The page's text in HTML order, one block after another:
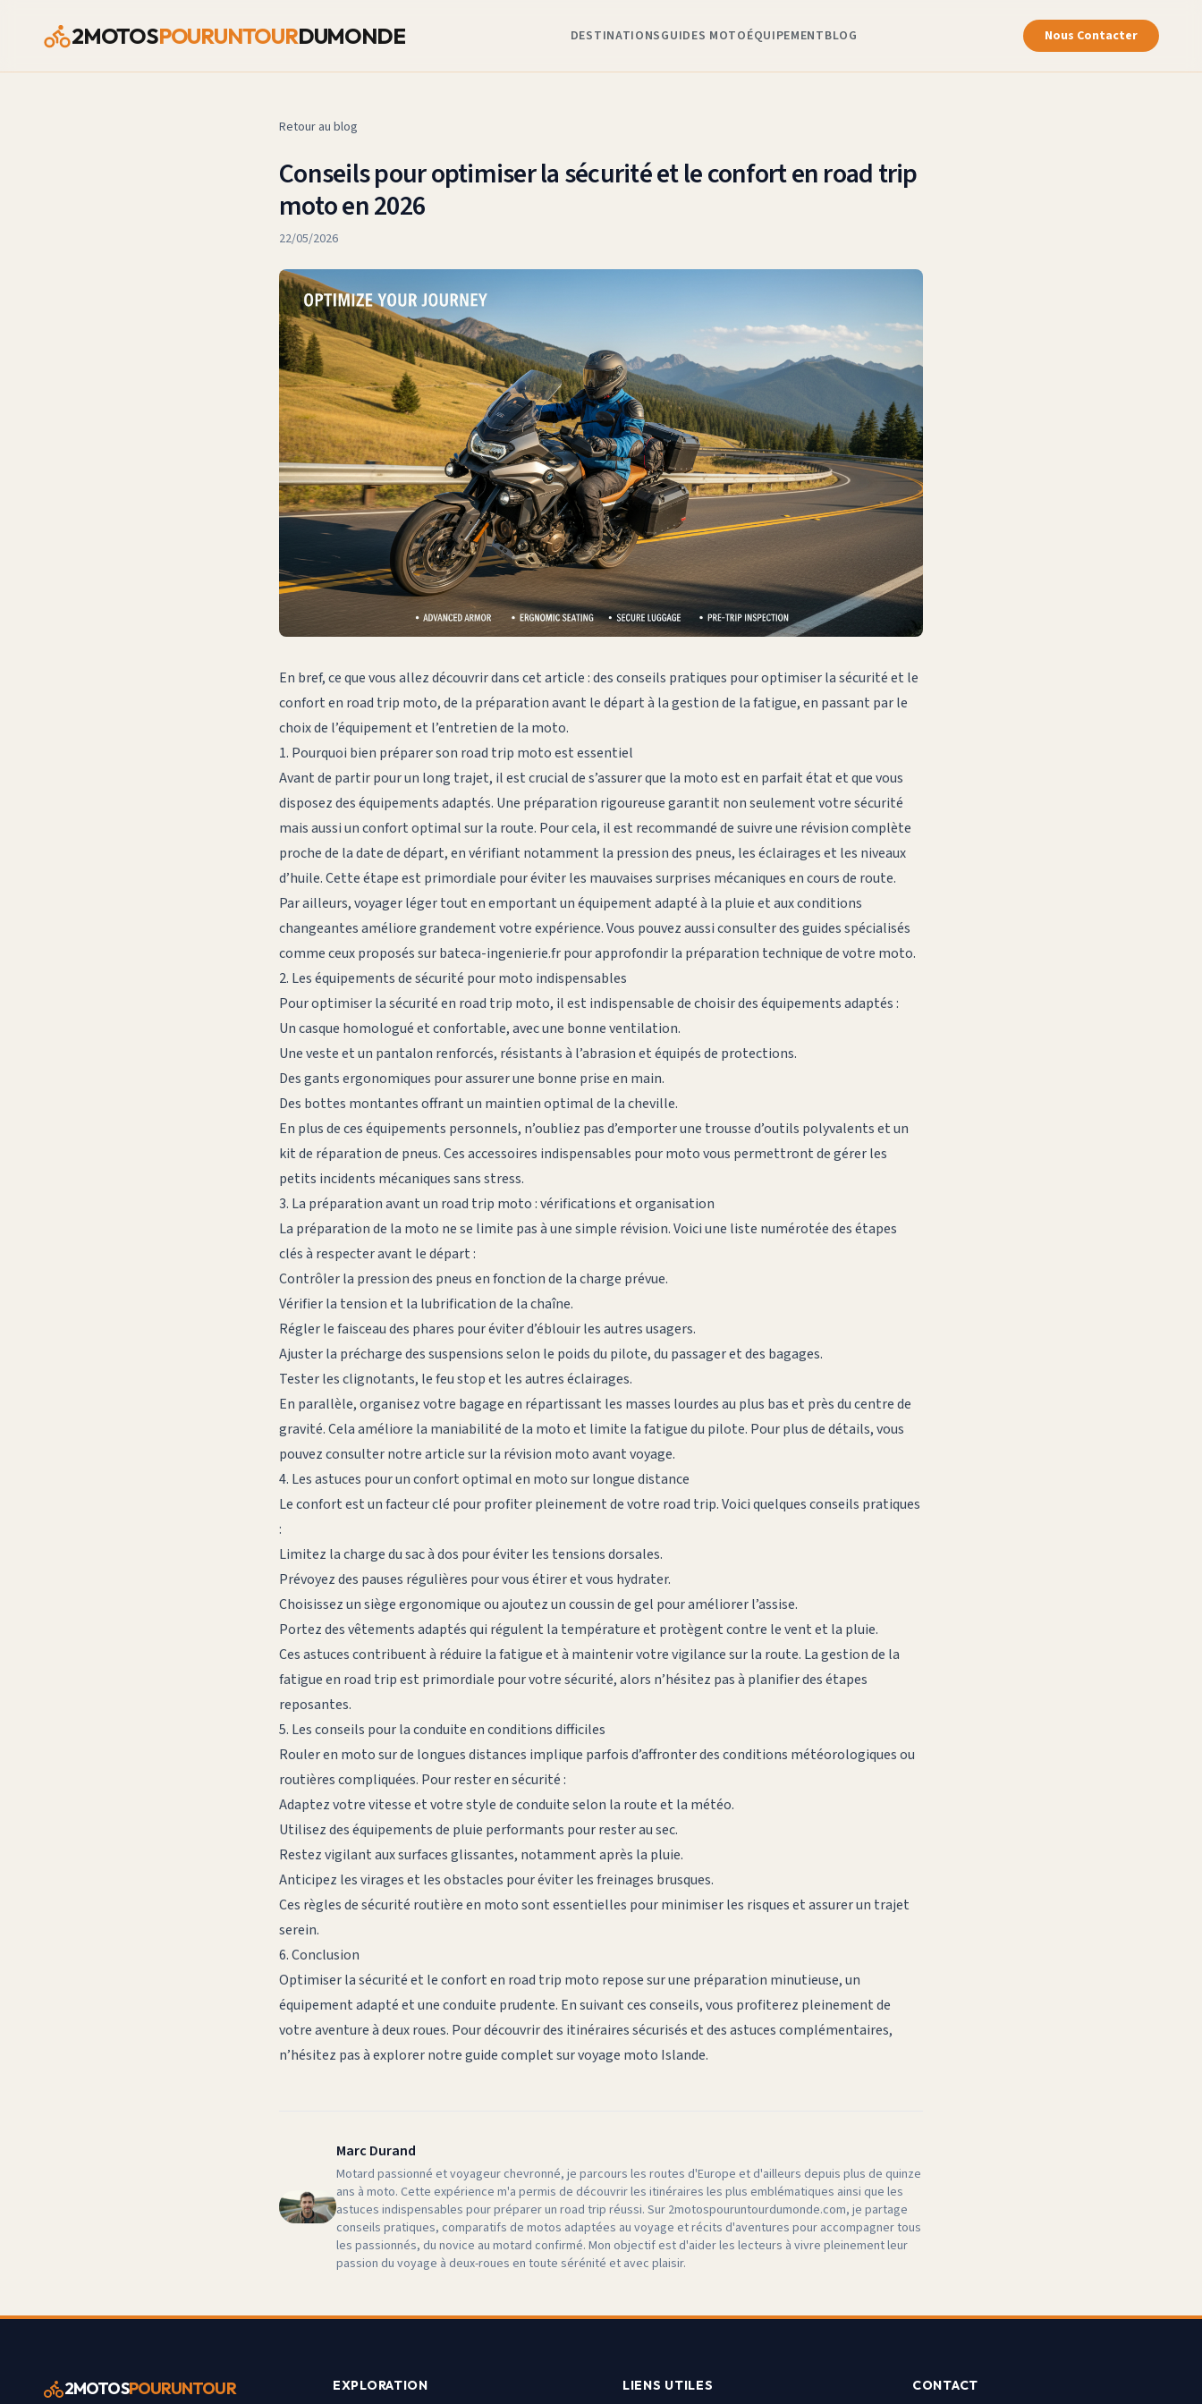
2MOTOSPOURUNTOURDUMONDE DESTINATIONSGUIDES MOTOÉQUIPEMENTBLOG Nous Contacter
Retour au blog
Conseils pour optimiser la sécurité et le confort en road trip
moto en 2026
22/05/2026
En bref, ce que vous allez découvrir dans cet article : des conseils pratiques pour optimiser la sécurité et le
confort en road trip moto, de la préparation avant le départ à la gestion de la fatigue, en passant par le
choix de l’équipement et l’entretien de la moto.
1. Pourquoi bien préparer son road trip moto est essentiel
Avant de partir pour un long trajet, il est crucial de s’assurer que la moto est en parfait état et que vous
disposez des équipements adaptés. Une préparation rigoureuse garantit non seulement votre sécurité
mais aussi un confort optimal sur la route. Pour cela, il est recommandé de suivre une révision complète
proche de la date de départ, en vérifiant notamment la pression des pneus, les éclairages et les niveaux
d’huile. Cette étape est primordiale pour éviter les mauvaises surprises mécaniques en cours de route.
Par ailleurs, voyager léger tout en emportant un équipement adapté à la pluie et aux conditions
changeantes améliore grandement votre expérience. Vous pouvez aussi consulter des guides spécialisés
comme ceux proposés surbateca-ingenierie.frpour approfondir la préparation technique de votre moto.
2. Les équipements de sécurité pour moto indispensables
Pour optimiser la sécurité en road trip moto, il est indispensable de choisir des équipements adaptés :
Un casque homologué et confortable, avec une bonne ventilation.
Une veste et un pantalon renforcés, résistants à l’abrasion et équipés de protections.
Des gants ergonomiques pour assurer une bonne prise en main.
Des bottes montantes offrant un maintien optimal de la cheville.
En plus de ces équipements personnels, n’oubliez pas d’emporter une trousse d’outils polyvalents et un
kit de réparation de pneus. Ces accessoires indispensables pour moto vous permettront de gérer les
petits incidents mécaniques sans stress.
3. La préparation avant un road trip moto : vérifications et organisation
La préparation de la moto ne se limite pas à une simple révision. Voici une liste numérotée des étapes
clés à respecter avant le départ :
Contrôler la pression des pneus en fonction de la charge prévue.
Vérifier la tension et la lubrification de la chaîne.
Régler le faisceau des phares pour éviter d’éblouir les autres usagers.
Ajuster la précharge des suspensions selon le poids du pilote, du passager et des bagages.
Tester les clignotants, le feu stop et les autres éclairages.
En parallèle, organisez votre bagage en répartissant les masses lourdes au plus bas et près du centre de
gravité. Cela améliore la maniabilité de la moto et limite la fatigue du pilote. Pour plus de détails, vous
pouvez consulter notre article sur la révision moto avant voyage.
4. Les astuces pour un confort optimal en moto sur longue distance
Le confort est un facteur clé pour profiter pleinement de votre road trip. Voici quelques conseils pratiques
:
Limitez la charge du sac à dos pour éviter les tensions dorsales.
Prévoyez des pauses régulières pour vous étirer et vous hydrater.
Choisissez un siège ergonomique ou ajoutez un coussin de gel pour améliorer l’assise.
Portez des vêtements adaptés qui régulent la température et protègent contre le vent et la pluie.
Ces astuces contribuent à réduire la fatigue et à maintenir votre vigilance sur la route. La gestion de la
fatigue en road trip est primordiale pour votre sécurité, alors n’hésitez pas à planifier des étapes
reposantes.
5. Les conseils pour la conduite en conditions difficiles
Rouler en moto sur de longues distances implique parfois d’affronter des conditions météorologiques ou
routières compliquées. Pour rester en sécurité :
Adaptez votre vitesse et votre style de conduite selon la route et la météo.
Utilisez des équipements de pluie performants pour rester au sec.
Restez vigilant aux surfaces glissantes, notamment après la pluie.
Anticipez les virages et les obstacles pour éviter les freinages brusques.
Ces règles de sécurité routière en moto sont essentielles pour minimiser les risques et assurer un trajet
serein.
6. Conclusion
Optimiser la sécurité et le confort en road trip moto repose sur une préparation minutieuse, un
équipement adapté et une conduite prudente. En suivant ces conseils, vous profiterez pleinement de
votre aventure à deux roues. Pour découvrir des itinéraires sécurisés et des astuces complémentaires,
n’hésitez pas à explorer notre guide complet survoyage moto Islande.
Marc Durand
Motard passionné et voyageur chevronné, je parcours les routes d'Europe et d'ailleurs depuis plus de quinze
ans à moto. Cette expérience m'a permis de découvrir les itinéraires les plus emblématiques ainsi que les
astuces indispensables pour préparer un road trip réussi. Sur 2motospouruntourdumonde.com, je partage
conseils pratiques, comparatifs de motos adaptées au voyage et récits d'aventures pour accompagner tous
les passionnés, du novice au motard confirmé. Mon objectif est d'aider les lecteurs à vivre pleinement leur
passion du voyage à deux-roues en toute sérénité et avec plaisir.
2MOTOSPOURUNTOUR EXPLORATION LIENS UTILES CONTACT